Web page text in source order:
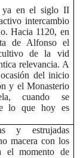
ya en el siglo II
intercambio
Hacia 1120, en
de Alfonso el
de la vid
relevancia. A
del inicio
y el Monasterio
cuando se
lo que hoy es
y estrujadas
macera con los
el momento de